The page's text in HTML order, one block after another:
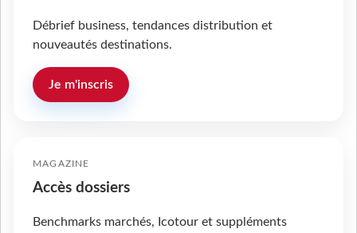
Débrief business, tendances distribution et
nouveautés destinations.
Je m'inscris
MAGAZINE
Accès dossiers
Benchmarks marchés, Icotour et suppléments